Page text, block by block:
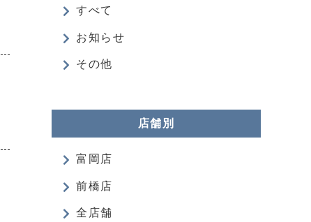
すべて
お知らせ
その他
店舗別
富岡店
前橋店
全店舗